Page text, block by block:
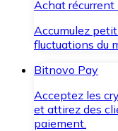
Achat récurrent
Accumulez
fluctuations du
Bitnovo Pay
Acceptez les
et attirez des
paiement.